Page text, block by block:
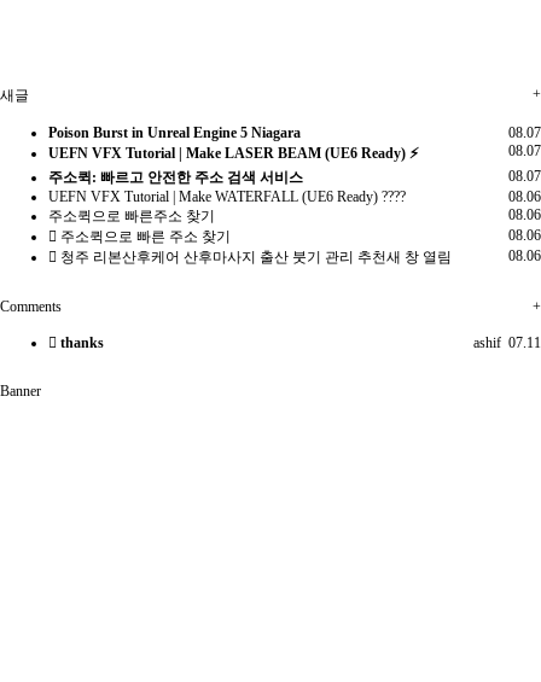
+
새글
08.07
Poison Burst in Unreal Engine 5 Niagara
08.07
UEFN VFX Tutorial | Make LASER BEAM (UE6 Ready) ⚡
08.07
주소퀵: 빠르고 안전한 주소 검색 서비스
08.06
UEFN VFX Tutorial | Make WATERFALL (UE6 Ready) ????
08.06
주소퀵으로 빠른주소 찾기
08.06
주소퀵으로 빠른 주소 찾기
08.06
청주 리본산후케어 산후마사지 출산 붓기 관리 추천새 창 열림
+
Comments
ashif 07.11
thanks
Banner